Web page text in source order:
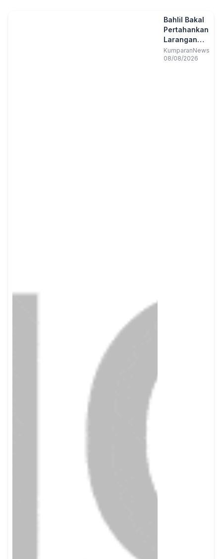
Bahlil Bakal
Pertahankan
Larangan
Ekspor
Bauksit
KumparanNews
08/08/2026